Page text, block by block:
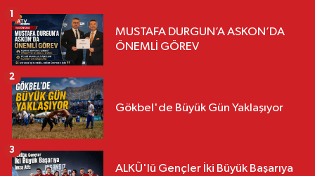
MUSTAFA DURGUN’A ASKON’DA
ÖNEMLİ GÖREV
1
Gökbel'de Büyük Gün Yaklaşıyor
2
ALKÜ'lü Gençler İki Büyük Başarıya
3